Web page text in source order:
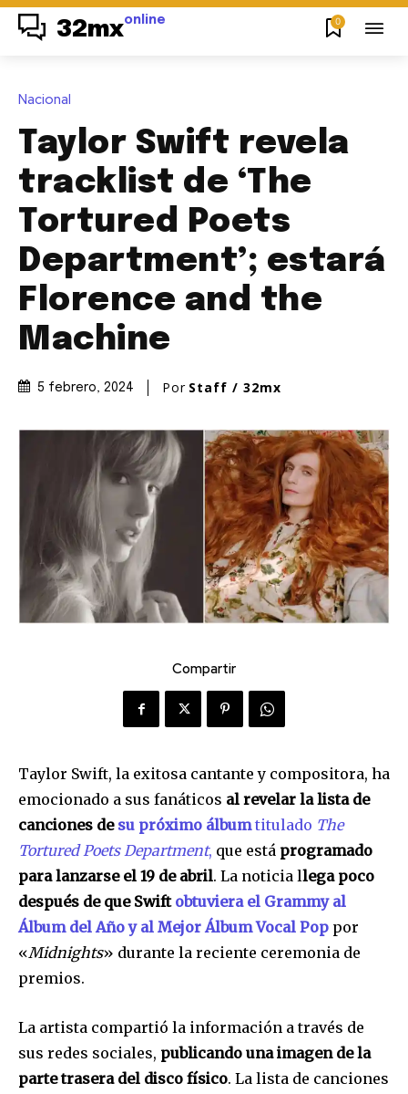
32mxonline 0
Nacional
Taylor Swift revela
tracklist de ‘The
Tortured Poets
Department’; estará
Florence and the
Machine
5 febrero, 2024 Por Staff / 32mx
Compartir
Taylor Swift, la exitosa cantante y compositora, ha
emocionado a sus fanáticos al revelar la lista de
canciones de su próximo álbumtitulado The
Tortured Poets Department, que está programado
para lanzarse el 19 de abril. La noticia llega poco
después de que Swift obtuviera el Grammy al
Álbum del Año y al Mejor Álbum Vocal Pop por
«Midnights» durante la reciente ceremonia de
premios.
La artista compartió la información a través de
sus redes sociales, publicando una imagen de la
parte trasera del disco físico. La lista de canciones